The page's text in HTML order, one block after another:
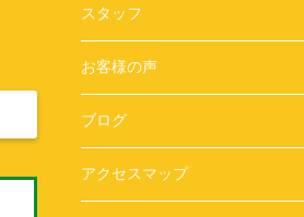
スタッフ
お客様の声
ブログ
アクセスマップ